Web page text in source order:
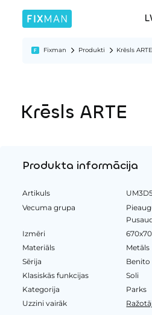
Fixman Produkti Krēsls ARTE
Krēsls ARTE
Produkta informācija
Artikuls
Vecuma grupa
Izmēri
Materiāls
Metāls
Sērija
Benito
Klasiskās funkcijas
Soli
Kategorija
Parks
Uzzini vairāk